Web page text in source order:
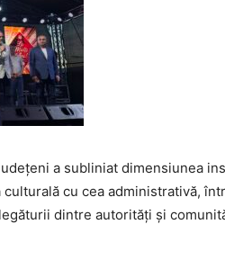
a subliniat dimensiunea
cu cea administrativă,
dintre autorități și